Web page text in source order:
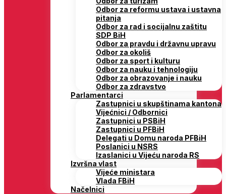
Odbor za reformu ustava i ustavna
pitanja
Odbor za rad i socijalnu zaštitu
SDP BiH
Odbor za pravdu i državnu upravu
Odbor za okoliš
Odbor za sport i kulturu
Odbor za nauku i tehnologiju
Odbor za obrazovanje i nauku
Odbor za zdravstvo
Parlamentarci
Zastupnici u skupštinama kantona
Vijećnici / Odbornici
Zastupnici u PSBiH
Zastupnici u PFBiH
Delegati u Domu naroda PFBiH
Poslanici u NSRS
Izaslanici u Vijeću naroda RS
Izvršna vlast
Vijeće ministara
Vlada FBiH
Načelnici